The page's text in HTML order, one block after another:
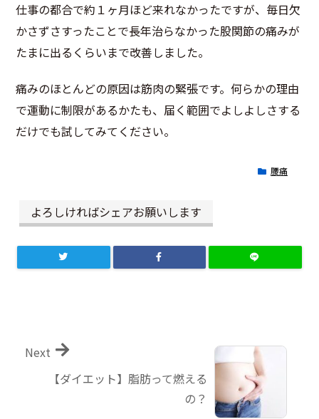
仕事の都合で約１ヶ月ほど来れなかったですが、毎日欠
かさずさすったことで長年治らなかった股関節の痛みが
たまに出るくらいまで改善しました。
痛みのほとんどの原因は筋肉の緊張です。何らかの理由
で運動に制限があるかたも、届く範囲でよしよしさする
だけでも試してみてください。
腰痛
よろしければシェアお願いします
【ダイエット】脂肪って燃える
の？
Next